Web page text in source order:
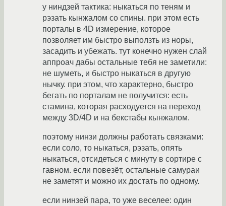
у ниндзей тактика: ныкаться по теням и
рэзать кынжалом со спины. при этом есть
порталы в 4D измерение, которое
позволяет им быстро выползть из норы,
засадить и убежать. тут конечно нужен слай
аппроач дабы остальные тебя не заметили:
не шуметь, и быстро ныкаться в другую
нычку. при этом, что характерно, быстро
бегать по порталам не получится: есть
стамина, которая расходуется на переход
между 3D/4D и на бекстабы кынжалом.
поэтому нинзи должны работать связками:
если соло, то ныкаться, рэзать, опять
ныкаться, отсидеться с минуту в сортире с
гавном. если повезёт, остальные самураи
не заметят и можно их достать по одному.
если нинзей пара, то уже веселее: один